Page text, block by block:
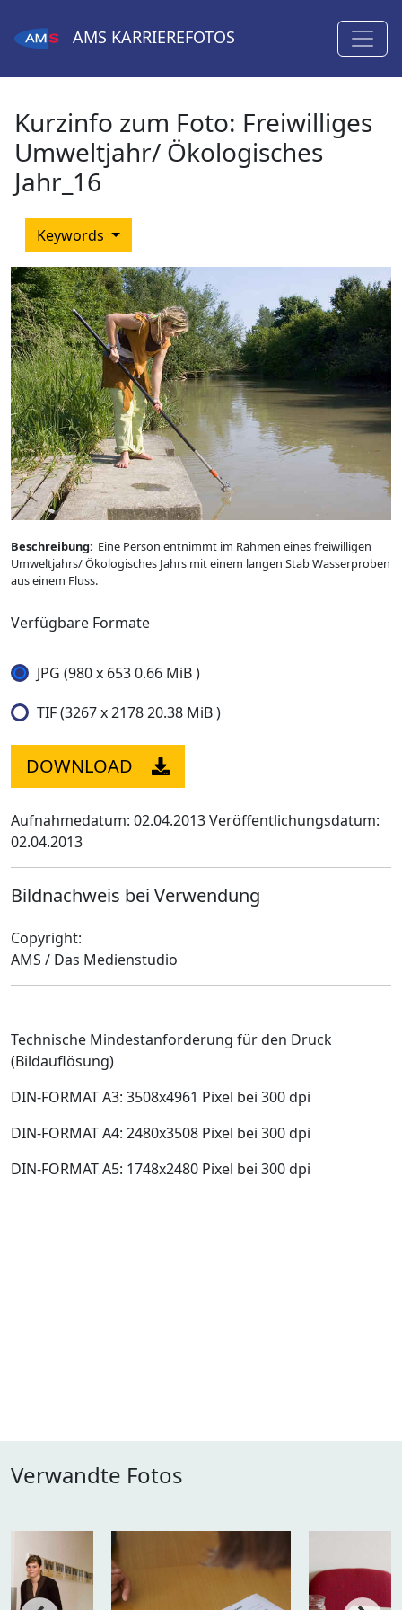
AMS KARRIEREFOTOS
Kurzinfo zum Foto: Freiwilliges
Umweltjahr/ Ökologisches
Jahr_16
Keywords
Beschreibung: Eine Person entnimmt im Rahmen eines freiwilligen
Umweltjahrs/ Ökologisches Jahrs mit einem langen Stab Wasserproben
aus einem Fluss.
Verfügbare Formate
JPG (980 x 653 0.66 MiB )
TIF (3267 x 2178 20.38 MiB )
DOWNLOAD
Aufnahmedatum: 02.04.2013Veröffentlichungsdatum:
02.04.2013
Bildnachweis bei Verwendung
Copyright:
AMS / Das Medienstudio
Technische Mindestanforderung für den Druck
(Bildauflösung)
DIN-FORMAT A3: 3508x4961 Pixel bei 300 dpi
DIN-FORMAT A4: 2480x3508 Pixel bei 300 dpi
DIN-FORMAT A5: 1748x2480 Pixel bei 300 dpi
Verwandte Fotos